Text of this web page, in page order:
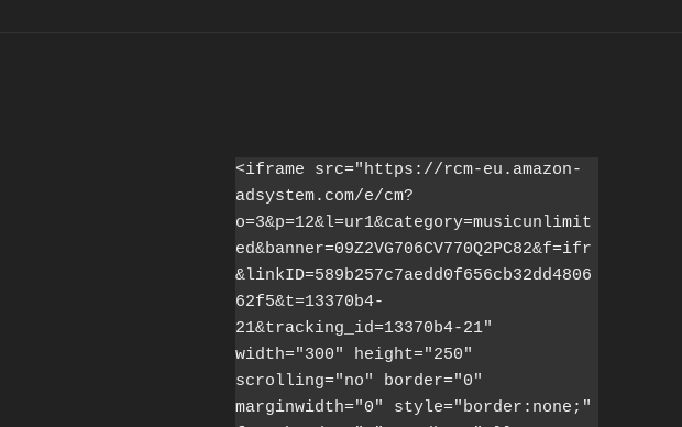
<iframe src="https://rcm-eu.amazon-
adsystem.com/e/cm?
o=3&p=12&l=ur1&category=musicunlimit
ed&banner=09Z2VG706CV770Q2PC82&f=ifr
&linkID=589b257c7aedd0f656cb32dd4806
62f5&t=13370b4-
21&tracking_id=13370b4-21"
width="300" height="250"
scrolling="no" border="0"
marginwidth="0" style="border:none;"